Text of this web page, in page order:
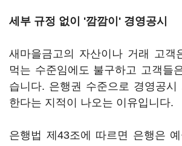
세부 규정 없이 '깜깜이' 경영공시
새마을금고의 자산이나 거래 고객
먹는 수준임에도 불구하고 고객들
습니다. 은행권 수준으로 경영공시
한다는 지적이 나오는 이유입니다.
은행법 제43조에 따르면 은행은